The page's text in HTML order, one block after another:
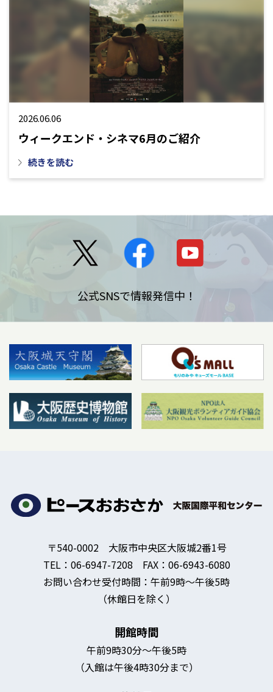
2026.06.06
ウィークエンド・シネマ6月のご紹介
続きを読む
公式SNSで情報発信中！
〒540-0002 大阪市中央区大阪城2番1号
TEL：06-6947-7208 FAX：06-6943-6080
お問い合わせ受付時間：午前9時～午後5時
（休館日を除く）
開館時間
午前9時30分～午後5時
（入館は午後4時30分まで）